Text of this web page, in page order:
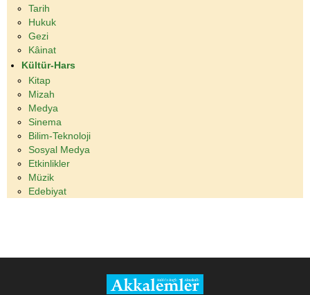
Tarih
Hukuk
Gezi
Kâinat
Kültür-Hars
Kitap
Mizah
Medya
Sinema
Bilim-Teknoloji
Sosyal Medya
Etkinlikler
Müzik
Edebiyat